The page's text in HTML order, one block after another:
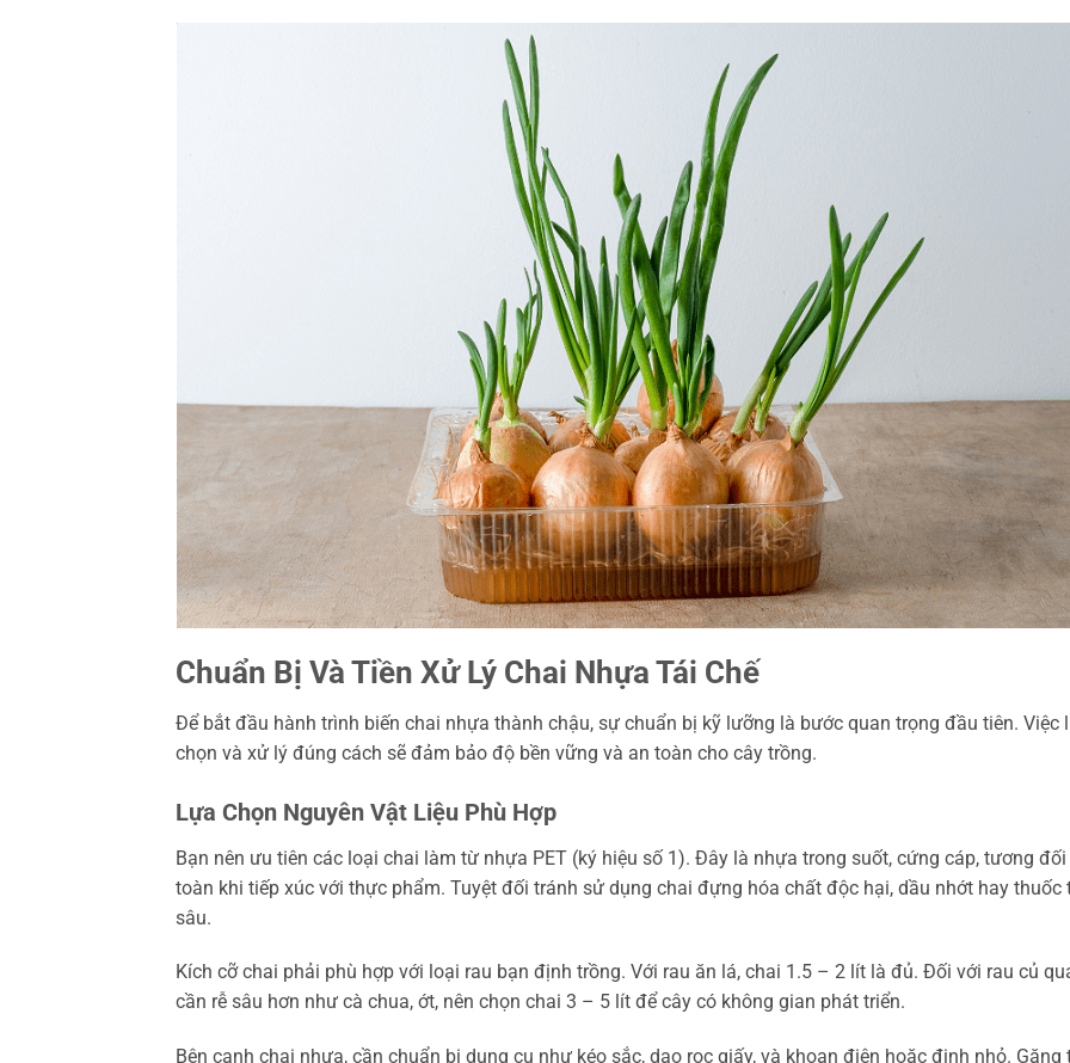
Chuẩn Bị Và Tiền Xử Lý Chai Nhựa Tái Chế
Để bắt đầu hành trình biến chai nhựa thành chậu, sự chuẩn bị kỹ lưỡng là bước quan trọng đầu tiên. Việc
chọn và xử lý đúng cách sẽ đảm bảo độ bền vững và an toàn cho cây trồng.
Lựa Chọn Nguyên Vật Liệu Phù Hợp
Bạn nên ưu tiên các loại chai làm từ nhựa PET (ký hiệu số 1). Đây là nhựa trong suốt, cứng cáp, tương đối
toàn khi tiếp xúc với thực phẩm. Tuyệt đối tránh sử dụng chai đựng hóa chất độc hại, dầu nhớt hay thuốc
sâu.
Kích cỡ chai phải phù hợp với loại rau bạn định trồng. Với rau ăn lá, chai 1.5 – 2 lít là đủ. Đối với rau củ
cần rễ sâu hơn như cà chua, ớt, nên chọn chai 3 – 5 lít để cây có không gian phát triển.
Bên cạnh chai nhựa, cần chuẩn bị dụng cụ như kéo sắc, dao rọc giấy, và khoan điện hoặc đinh nhỏ. Găng